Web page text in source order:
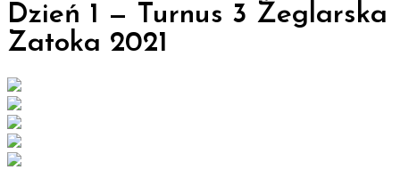
Dzień 1 —
Turnus 3 Żeglarska
Zatoka 2021